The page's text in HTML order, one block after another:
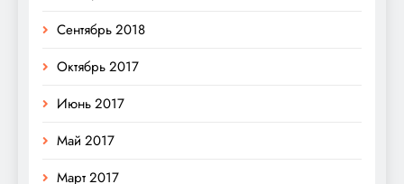
Сентябрь 2018
Октябрь 2017
Июнь 2017
Май 2017
Март 2017